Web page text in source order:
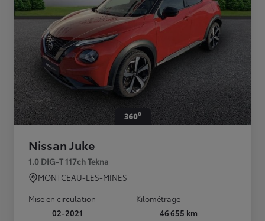
Nissan Juke
1.0 DIG-T 117ch Tekna
MONTCEAU-LES-MINES
Mise en circulation
02-2021
Kilométrage
46 655 km